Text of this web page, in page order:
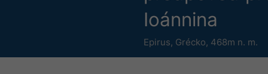
Ioánnina
Epirus, Grécko, 468m n. m.